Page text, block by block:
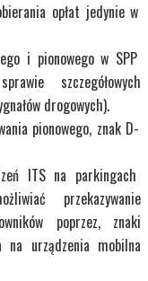
opłat jedynie w
i pionowego w SPP
szczegółowych
drogowych).
pionowego, znak D-
ITS na parkingach
przekazywanie
poprzez, znaki
urządzenia mobilna